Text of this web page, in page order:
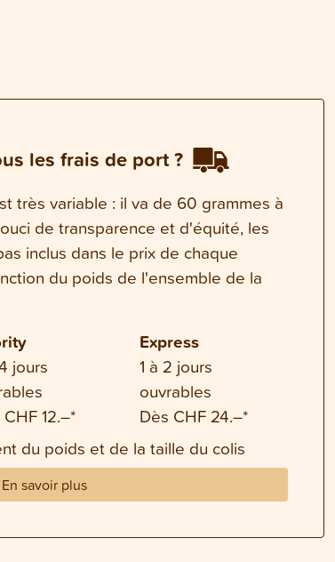
les frais de port ?
très variable : il va de 60 grammes à
de transparence et d'équité, les
inclus dans le prix de chaque
du poids de l'ensemble de la
jours
12.–*
Express
1 à 2 jours
ouvrables
Dès CHF 24.–*
du poids et de la taille du colis
En savoir plus